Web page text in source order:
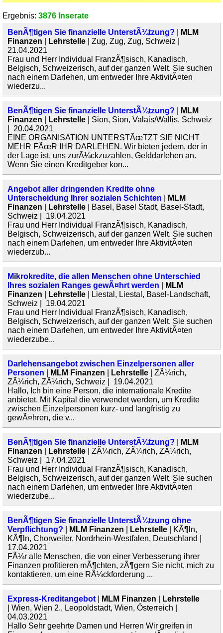
Ergebnis: 3876 Inserate
BenÃ¶tigen Sie finanzielle UnterstÃ¼tzung?
MLM
Finanzen
Lehrstelle | Zug, Zug, Zug, Schweiz |
21.04.2021
Frau und Herr Individual FranzÃ¶sisch, Kanadisch,
Belgisch, Schweizerisch, auf der ganzen Welt. Sie suchen
nach einem Darlehen, um entweder Ihre AktivitÃ¤ten
wiederzu...
BenÃ¶tigen Sie finanzielle UnterstÃ¼tzung?
MLM
Finanzen
Lehrstelle | Sion, Sion, Valais/Wallis, Schweiz
| 20.04.2021
EINE ORGANISATION UNTERSTÃœTZT SIE NICHT
MEHR FÃœR IHR DARLEHEN. Wir bieten jedem, der in
der Lage ist, uns zurÃ¼ckzuzahlen, Gelddarlehen an.
Wenn Sie einen Kreditgeber kon...
Angebot aller dringenden Kredite ohne
Unterscheidung Ihrer sozialen Schichten
MLM
Finanzen
Lehrstelle | Basel, Basel Stadt, Basel-Stadt,
Schweiz | 19.04.2021
Frau und Herr Individual FranzÃ¶sisch, Kanadisch,
Belgisch, Schweizerisch, auf der ganzen Welt. Sie suchen
nach einem Darlehen, um entweder Ihre AktivitÃ¤ten
wiederzub...
Mikrokredite, die allen Menschen ohne Unterschied
Ihres sozialen Ranges gewÃ¤hrt werden
MLM
Finanzen
Lehrstelle | Liestal, Liestal, Basel-Landschaft,
Schweiz | 19.04.2021
Frau und Herr Individual FranzÃ¶sisch, Kanadisch,
Belgisch, Schweizerisch, auf der ganzen Welt. Sie suchen
nach einem Darlehen, um entweder Ihre AktivitÃ¤ten
wiederzube...
Darlehensangebot zwischen Einzelpersonen aller
Personen
MLM Finanzen Lehrstelle | ZÃ¼rich,
ZÃ¼rich, ZÃ¼rich, Schweiz | 19.04.2021
Hallo, Ich bin eine Person, die internationale Kredite
anbietet. Mit Kapital die verwendet werden, um Kredite
zwischen Einzelpersonen kurz- und langfristig zu
gewÃ¤hren, die v...
BenÃ¶tigen Sie finanzielle UnterstÃ¼tzung?
MLM
Finanzen
Lehrstelle | ZÃ¼rich, ZÃ¼rich, ZÃ¼rich,
Schweiz | 17.04.2021
Frau und Herr Individual FranzÃ¶sisch, Kanadisch,
Belgisch, Schweizerisch, auf der ganzen Welt. Sie suchen
nach einem Darlehen, um entweder Ihre AktivitÃ¤ten
wiederzube...
BenÃ¶tigen Sie finanzielle UnterstÃ¼tzung ohne
Verpflichtung?
MLM Finanzen Lehrstelle | KÃ¶ln,
KÃ¶ln, Chorweiler, Nordrhein-Westfalen, Deutschland |
17.04.2021
FÃ¼r alle Menschen, die von einer Verbesserung ihrer
Finanzen profitieren mÃ¶chten, zÃ¶gern Sie nicht, mich zu
kontaktieren, um eine RÃ¼ckforderung ...
Express-Kreditangebot MLM Finanzen
Lehrstelle
| Wien, Wien 2., Leopoldstadt, Wien, Österreich |
04.03.2021
Hallo Sehr geehrte Damen und Herren Wir greifen in